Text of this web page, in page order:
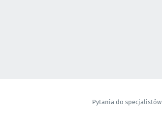
Pytania do specjalistów